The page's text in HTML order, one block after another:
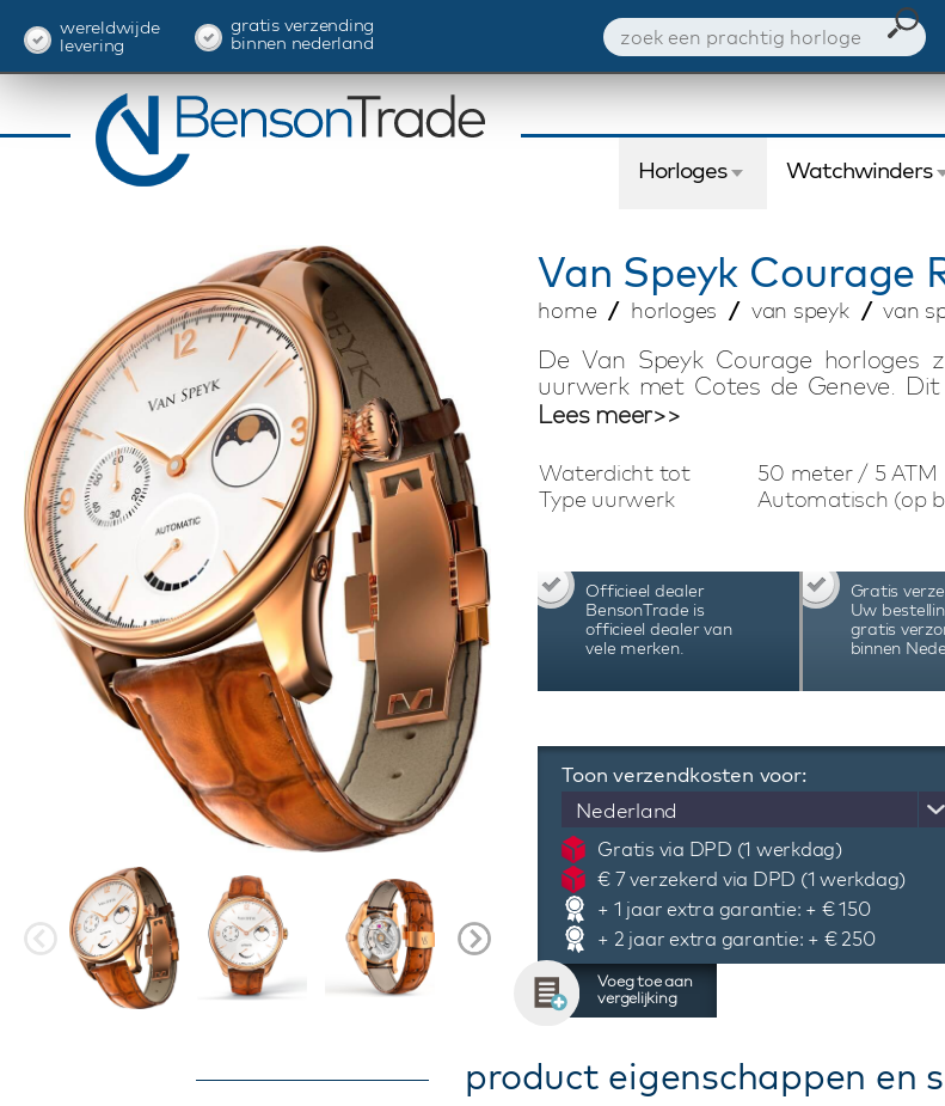
wereldwijde
levering
gratis verzending
binnen nederland
Horloges Watchwinders
Van Speyk Courage
home horloges van speyk van
De Van Speyk Courage horloges
uurwerk met Cotes de Geneve.
veer, Incabloc shock absorber. Het
de small seconds, power
horlogekast met matte accenten
hand gemaakte Italiaanse
vouwsluiting. Uiteraard is elk Van
monogram is verwerkt in de
leverbaar in verschillende kleuren.
een chique lederen etui met
Lees meer>>
Waterdicht tot
50 meter / 5 ATM
Type uurwerk
Automatisch (op
Officieel dealer
BensonTrade is
officieel dealer van
vele merken.
Gratis
Uw
gratis
binnen
Toon verzendkosten voor:
Nederland
Gratis via DPD (1 werkdag)
€ 7 verzekerd via DPD (1 werkdag)
+ 1 jaar extra garantie: + € 150
+ 2 jaar extra garantie: + € 250
Voeg toe aan
vergelijking
product eigenschappen en